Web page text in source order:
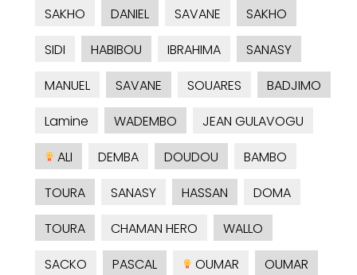
SAKHO
DANIEL SAVANE
SAKHO
SIDI
HABIBOU IBRAHIMA
SANASY
MANUEL
SAVANE SOUARES
BADJIMO
Lamine
WADEMBO
JEAN GULAVOGU
ALI
DEMBA DOUDOU
BAMBO
TOURA
SANASY HASSAN
DOMA
TOURA
CHAMAN HERO
WALLO
SACKO
PASCAL OUMAR OUMAR